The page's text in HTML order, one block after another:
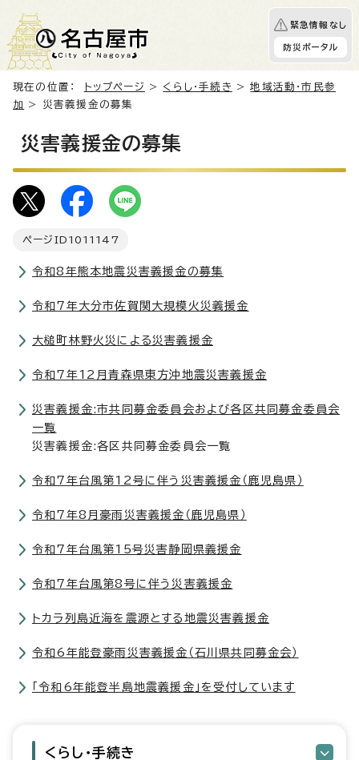
緊急情報なし
防災ポータル
現在の位置： トップページ > くらし・手続き >地域活動・市民参
加
> 災害義援金の募集
災害義援金の募集
ページID 1011147
令和8年熊本地震災害義援金の募集
令和7年大分市佐賀関大規模火災義援金
大槌町林野火災による災害義援金
令和7年12月青森県東方沖地震災害義援金
災害義援金:市共同募金委員会および各区共同募金委員会
一覧
災害義援金:各区共同募金委員会一覧
令和7年台風第12号に伴う災害義援金（鹿児島県）
令和7年8月豪雨災害義援金（鹿児島県）
令和7年台風第15号災害静岡県義援金
令和7年台風第8号に伴う災害義援金
トカラ列島近海を震源とする地震災害義援金
令和6年能登豪雨災害義援金（石川県共同募金会）
「令和6年能登半島地震義援金」を受付しています
くらし・手続き